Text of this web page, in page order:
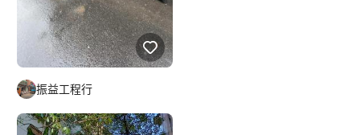
振益工程行